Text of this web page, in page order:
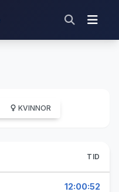
KVINNOR
TID
12:00:52